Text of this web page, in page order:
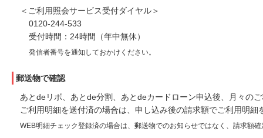
＜ご利用照会サービス受付ダイヤル＞
0120-244-533
受付時間：24時間（年中無休）
発信者番号を通知しておかけください。
郵送物で確認
あとdeリボ、あとde分割、あとdeカードローン申込後、月々の
ご利用明細を送付済の場合は、申し込み後の請求額でご利用明細
WEB明細チェック登録済の場合は、郵送物でのお知らせではなく、請求額